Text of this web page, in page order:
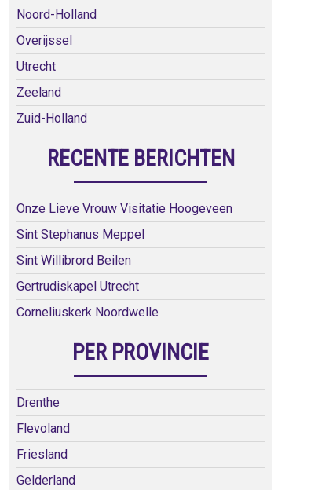
Noord-Holland
Overijssel
Utrecht
Zeeland
Zuid-Holland
RECENTE BERICHTEN
Onze Lieve Vrouw Visitatie Hoogeveen
Sint Stephanus Meppel
Sint Willibrord Beilen
Gertrudiskapel Utrecht
Corneliuskerk Noordwelle
PER PROVINCIE
Drenthe
Flevoland
Friesland
Gelderland